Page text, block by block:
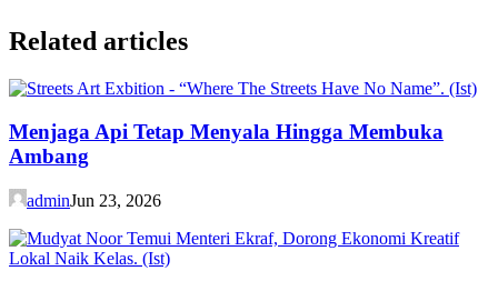
Related articles
Menjaga Api Tetap Menyala Hingga Membuka
Ambang
adminJun 23, 2026